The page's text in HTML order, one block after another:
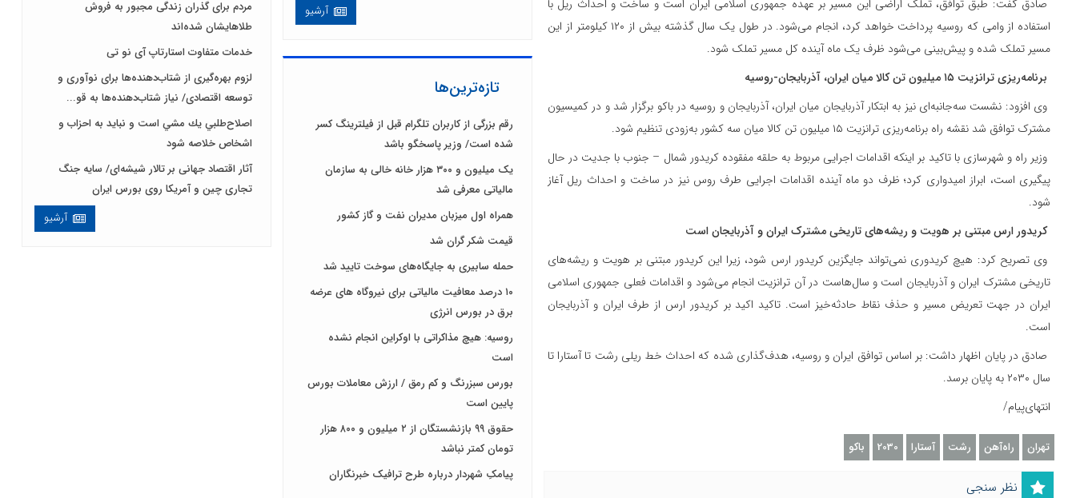
صادق گفت: طبق توافق، تملک اراضی این مسیر بر عهده جمهوری اسلامی ایران است و ساخت و احداث ریل با
استفاده از وامی که روسیه پرداخت خواهد کرد، انجام می‌شود. در طول یک سال گذشته بیش از ۱۲۰ کیلومتر از این
مسیر تملک شده و پیش‌بینی می‌شود ظرف یک ماه آینده کل مسیر تملک شود.
برنامه‌ریزی ترانزیت ۱۵ میلیون تن کالا میان ایران، آذربایجان-روسیه
وی افزود: نشست سه‌جانبه‌ای نیز به ابتکار آذربایجان میان ایران، آذربایجان و روسیه در باکو برگزار شد و در کمیسیون
مشترک توافق شد نقشه راه برنامه‌ریزی ترانزیت ۱۵ میلیون تن کالا میان سه کشور به‌زودی تنظیم شود.
وزیر راه و شهرسازی با تاکید بر اینکه اقدامات اجرایی مربوط به حلقه مفقوده کریدور شمال – جنوب با جدیت در حال
پیگیری است، ابراز امیدواری کرد؛ ظرف دو ماه آینده اقدامات اجرایی طرف روس نیز در ساخت و احداث ریل آغاز
شود.
کریدور ارس مبتنی بر هویت و ریشه‌های تاریخی مشترک ایران و آذربایجان است
وی تصریح کرد: هیچ کریدوری نمی‌تواند جایگزین کریدور ارس شود، زیرا این کریدور مبتنی بر هویت و ریشه‌های
تاریخی مشترک ایران و آذربایجان است و سال‌هاست در آن ترانزیت انجام می‌شود و اقدامات فعلی جمهوری اسلامی
ایران در جهت تعریض مسیر و حذف نقاط حادثه‌خیز است. تاکید اکید بر کریدور ارس از طرف ایران و آذربایجان
است.
صادق در پایان اظهار داشت: بر اساس توافق ایران و روسیه، هدف‌گذاری شده که احداث خط ریلی رشت تا آستارا تا
سال ۲۰۳۰ به پایان برسد.
انتهای‌پیام/
تهران راه‌آهن رشت آستارا 2030 باکو
نظر سنجی
آرشیو
تازه‌ترین‌ها
رقم بزرگی از کاربران تلگرام قبل از فیلترینگ کسر
شده است/ وزیر پاسخگو باشد
یک میلیون و ۳۰۰ هزار خانه خالی به سازمان
مالیاتی معرفی شد
همراه اول میزبان مدیران نفت و گاز کشور
قیمت شکر گران شد
حمله سابیری به جایگاه‌های سوخت تایید شد
۱۰ درصد معافیت مالیاتی برای نیروگاه های عرضه
برق در بورس انرژی
روسیه: هیچ مذاکراتی با اوکراین انجام نشده
است
بورس سبزرنگ و کم رمق / ارزش معاملات بورس
پایین است
حقوق ۹۹ بازنشستگان از ۲ میلیون و ۸۰۰ هزار
تومان کمتر نباشد
پیامکِ شهردار درباره طرح ترافیک خبرنگاران
مردم برای گذران زندگی مجبور به فروش
طلاهایشان شده‌اند
خدمات متفاوت استارتاپ آی نو تی
لزوم بهره‌گیری از شتاب‌دهنده‌ها برای نوآوری و
توسعه اقتصادی/ نیاز شتاب‌دهنده‌ها به قو...
اصلاح‌طلبي يك مشي است و نبايد به احزاب و
اشخاص خلاصه شود
آثار اقتصاد جهانی بر تالار شیشه‌ای/ سایه جنگ
تجاری چین و آمریکا روی بورس ایران
آرشیو